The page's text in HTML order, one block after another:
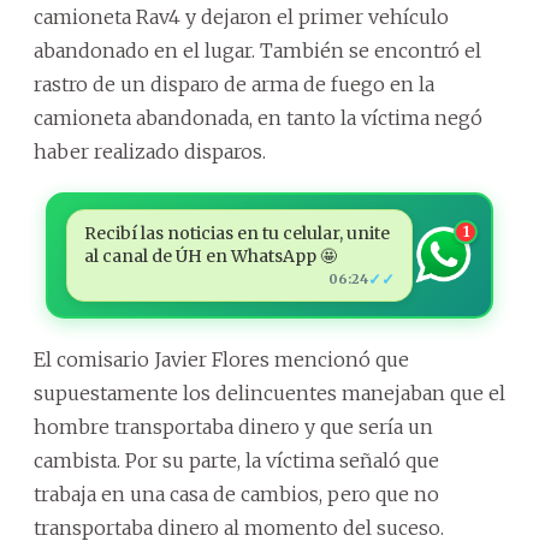
camioneta Rav4 y dejaron el primer vehículo
abandonado en el lugar. También se encontró el
rastro de un disparo de arma de fuego en la
camioneta abandonada, en tanto la víctima negó
haber realizado disparos.
Recibí las noticias en tu celular, unite
al canal de ÚH en WhatsApp 🤩
06:24✓✓
1
El comisario Javier Flores mencionó que
supuestamente los delincuentes manejaban que el
hombre transportaba dinero y que sería un
cambista. Por su parte, la víctima señaló que
trabaja en una casa de cambios, pero que no
transportaba dinero al momento del suceso.